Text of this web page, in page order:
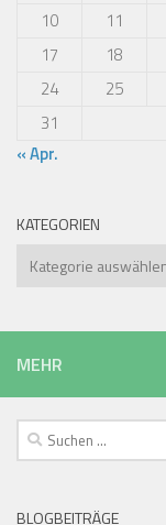
10
11
17
18
24
25
31
« Apr.
KATEGORIEN
Kategorien
MEHR
Suchen
nach:
BLOGBEITRÄGE